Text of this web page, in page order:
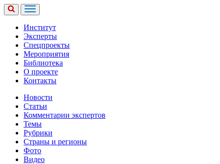
Институт
Эксперты
Спецпроекты
Мероприятия
Библиотека
О проекте
Контакты
Новости
Статьи
Комментарии экспертов
Темы
Рубрики
Страны и регионы
Фото
Видео